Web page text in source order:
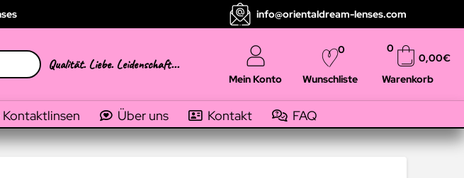
info@orientaldream-lenses.com
Qualität. Liebe. Leidenschaft...
Mein Konto Wunschliste
0
Warenkorb
0,00€
0
Über uns Kontakt FAQ